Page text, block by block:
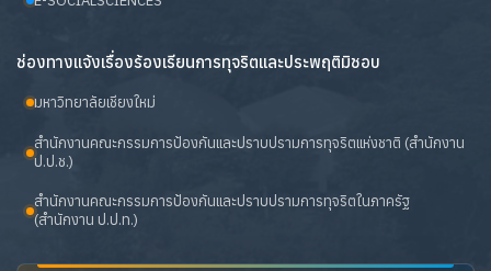
ช่องทางแจ้งเรื่องร้องเรียนการทุจริตและประพฤติมิชอบ
มหาวิทยาลัยเชียงใหม่
สำนักงานคณะกรรมการป้องกันและปราบปรามการทุจริตแห่งชาติ (สำนักงาน
ป.ป.ช.)
สำนักงานคณะกรรมการป้องกันและปราบปรามการทุจริตในภาครัฐ
(สำนักงาน ป.ป.ท.)